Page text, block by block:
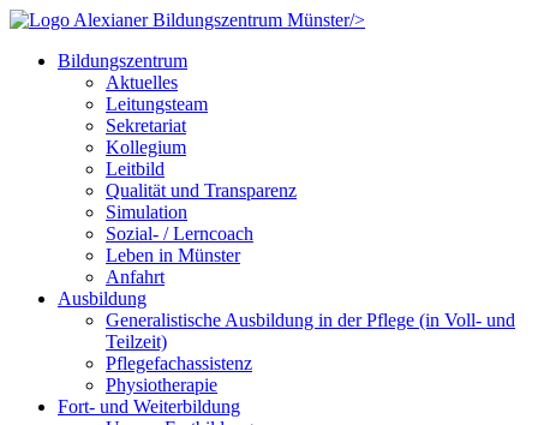
/>
Bildungszentrum
Aktuelles
Leitungsteam
Sekretariat
Kollegium
Leitbild
Qualität und Transparenz
Simulation
Sozial- / Lerncoach
Leben in Münster
Anfahrt
Ausbildung
Generalistische Ausbildung in der Pflege (in Voll- und
Teilzeit)
Pflegefachassistenz
Physiotherapie
Fort- und Weiterbildung